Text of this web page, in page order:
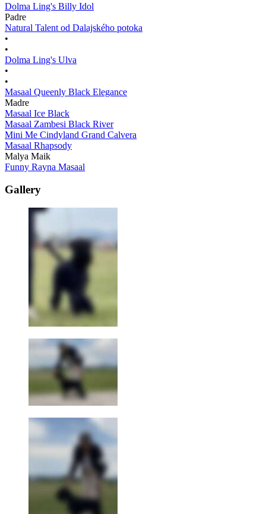
Dolma Ling's Billy Idol
Padre
Natural Talent od Dalajského potoka
•
•
Dolma Ling's Ulva
•
•
Masaal Queenly Black Elegance
Madre
Masaal Ice Black
Masaal Zambesi Black River
Mini Me Cindyland Grand Calvera
Masaal Rhapsody
Malya Maik
Funny Rayna Masaal
Gallery